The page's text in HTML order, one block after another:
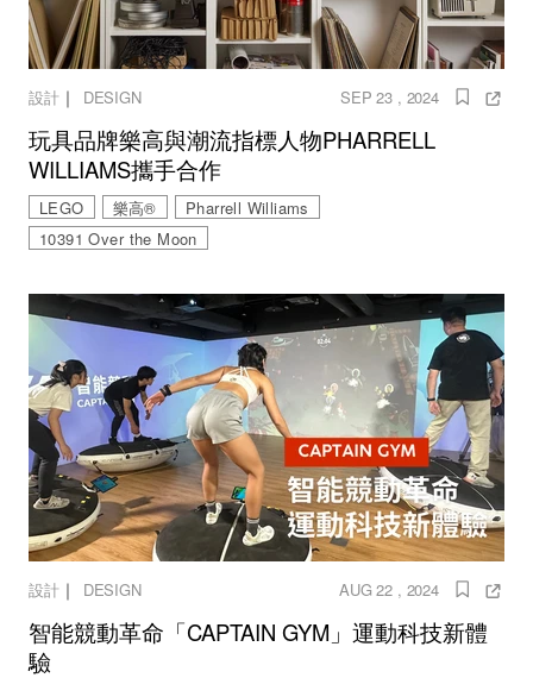
設計｜ DESIGN SEP 23 , 2024
玩具品牌樂高與潮流指標人物PHARRELL
WILLIAMS攜手合作
LEGO 樂高®
Pharrell Williams
10391 Over the Moon
設計｜ DESIGN AUG 22 , 2024
智能競動革命「CAPTAIN GYM」運動科技新體
驗